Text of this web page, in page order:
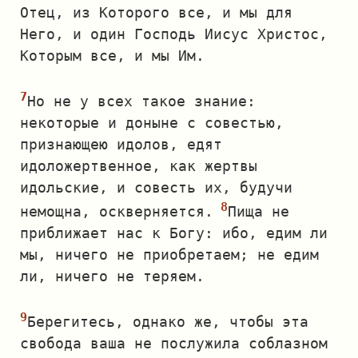
Отец, из Которого все, и мы для
Него, и один Господь Иисус Христос,
Которым все, и мы Им.
Но не у всех такое знание:
некоторые и доныне с совестью,
признающею идолов, едят
идоложертвенное, как жертвы
идольские, и совесть их, будучи
немощна, оскверняется.
Пища не
приближает нас к Богу: ибо, едим ли
мы, ничего не приобретаем; не едим
ли, ничего не теряем.
Берегитесь, однако же, чтобы эта
свобода ваша не послужила соблазном